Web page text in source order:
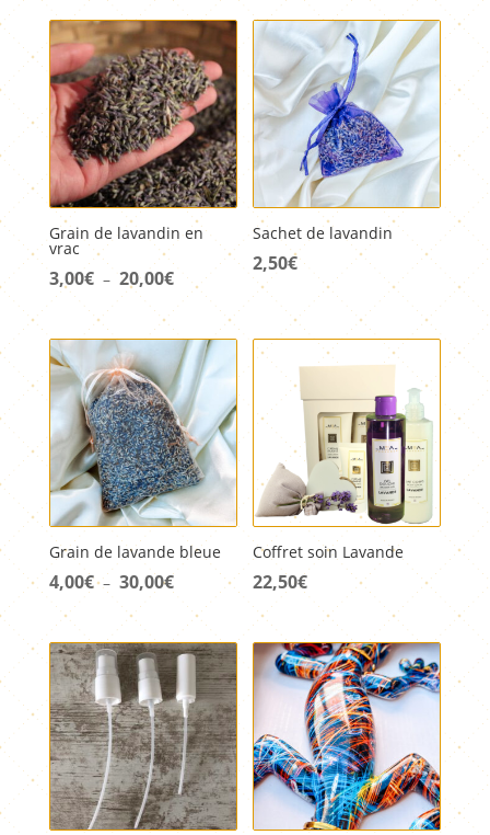
prix :
5,00€
à
20,00€
Grain de lavandin en
vrac
3,00€ – 20,00€Plage
de
prix :
3,00€
à
20,00€
Sachet de lavandin
2,50€
Grain de lavande bleue
4,00€ – 30,00€Plage
de
prix :
4,00€
à
30,00€
Coffret soin Lavande
22,50€